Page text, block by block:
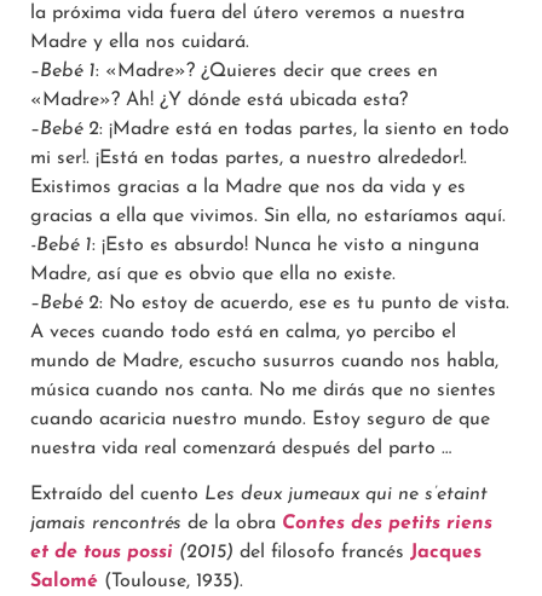
la próxima vida fuera del útero veremos a nuestra
Madre y ella nos cuidará.
–Bebé 1: «Madre»? ¿Quieres decir que crees en
«Madre»? Ah! ¿Y dónde está ubicada esta?
–Bebé 2: ¡Madre está en todas partes, la siento en todo
mi ser!. ¡Está en todas partes, a nuestro alrededor!.
Existimos gracias a la Madre que nos da vida y es
gracias a ella que vivimos. Sin ella, no estaríamos aquí.
-Bebé 1: ¡Esto es absurdo! Nunca he visto a ninguna
Madre, así que es obvio que ella no existe.
–Bebé 2: No estoy de acuerdo, ese es tu punto de vista.
A veces cuando todo está en calma, yo percibo el
mundo de Madre, escucho susurros cuando nos habla,
música cuando nos canta. No me dirás que no sientes
cuando acaricia nuestro mundo. Estoy seguro de que
nuestra vida real comenzará después del parto …
Extraído del cuento Les deux jumeaux qui ne s’etaint
jamais rencontrés de la obra Contes des petits riens
et de tous possi (2015) del filosofo francés Jacques
Salomé (Toulouse, 1935).